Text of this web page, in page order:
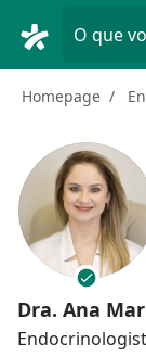
O que
Homepage
Dra. Ana